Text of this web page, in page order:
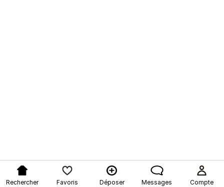
Rechercher Favoris Déposer Messages Compte